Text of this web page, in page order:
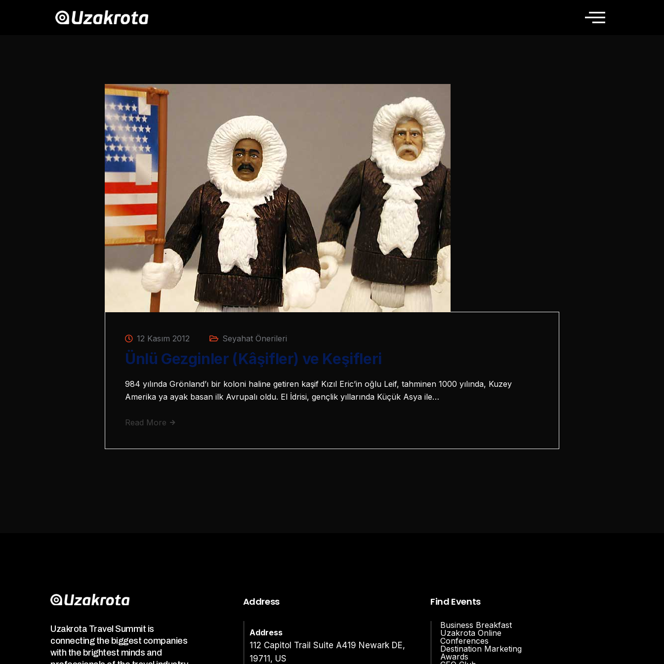
12 Kasım 2012 Seyahat Önerileri
Ünlü Gezginler (Kâşifler) ve Keşifleri
984 yılında Grönland’ı bir koloni haline getiren kaşif Kızıl Eric’in oğlu Leif, tahminen 1000 yılında, Kuzey
Amerika ya ayak basan ilk Avrupalı oldu. El İdrisi, gençlik yıllarında Küçük Asya ile…
Read More
Uzakrota Travel Summit is
connecting the biggest companies
with the brightest minds and
Address
Address
112 Capitol Trail Suite A419 Newark DE,
19711, US
Find Events
Business Breakfast
Uzakrota Online
Conferences
Destination Marketing
Awards